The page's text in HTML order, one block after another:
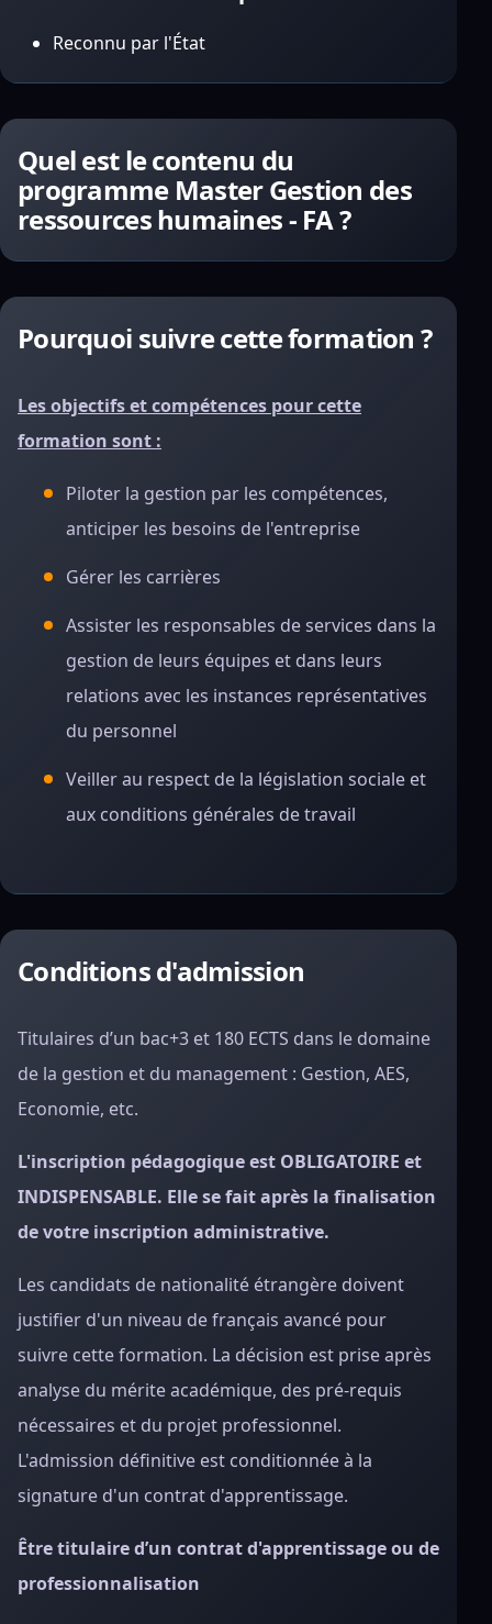
Reconnu par l'État
Quel est le contenu du
programme Master Gestion des
ressources humaines - FA ?
Pourquoi suivre cette formation ?
Les objectifs et compétences pour cette
formation sont :
Piloter la gestion par les compétences,
anticiper les besoins de l'entreprise
Gérer les carrières
Assister les responsables de services dans la
gestion de leurs équipes et dans leurs
relations avec les instances représentatives
du personnel
Veiller au respect de la législation sociale et
aux conditions générales de travail
Conditions d'admission
Titulaires d’un bac+3 et 180 ECTS dans le domaine
de la gestion et du management : Gestion, AES,
Economie, etc.
L'inscription pédagogique est OBLIGATOIRE et
INDISPENSABLE. Elle se fait après la finalisation
de votre inscription administrative.
Les candidats de nationalité étrangère doivent
justifier d'un niveau de français avancé pour
suivre cette formation. La décision est prise après
analyse du mérite académique, des pré-requis
nécessaires et du projet professionnel.
L'admission définitive est conditionnée à la
signature d'un contrat d'apprentissage.
Être titulaire d’un contrat d'apprentissage ou de
professionnalisation